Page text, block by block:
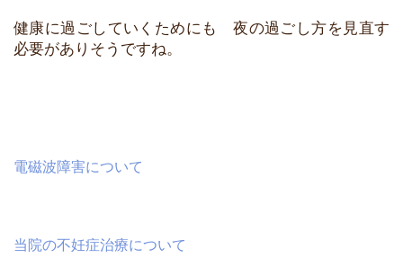
健康に過ごしていくためにも 夜の過ごし方を見直す
必要がありそうですね。
電磁波障害について
当院の不妊症治療について